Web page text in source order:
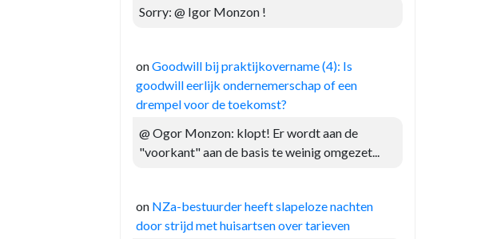
Sorry: @ Igor Monzon !
onGoodwill bij praktijkovername (4): Is
goodwill eerlijk ondernemerschap of een
drempel voor de toekomst?
@ Ogor Monzon: klopt! Er wordt aan de
"voorkant" aan de basis te weinig omgezet...
on NZa-bestuurder heeft slapeloze nachten
door strijd met huisartsen over tarieven